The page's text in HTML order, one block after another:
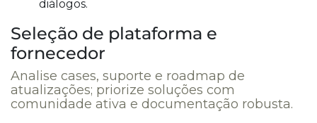
diálogos.
Seleção de plataforma e
fornecedor
Analise cases, suporte e roadmap de
atualizações; priorize soluções com
comunidade ativa e documentação robusta.